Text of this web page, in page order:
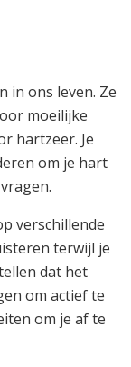
in ons leven. Ze
moeilijke
hartzeer. Je
om je hart
verschillende
terwijl je
dat het
om actief te
om je af te